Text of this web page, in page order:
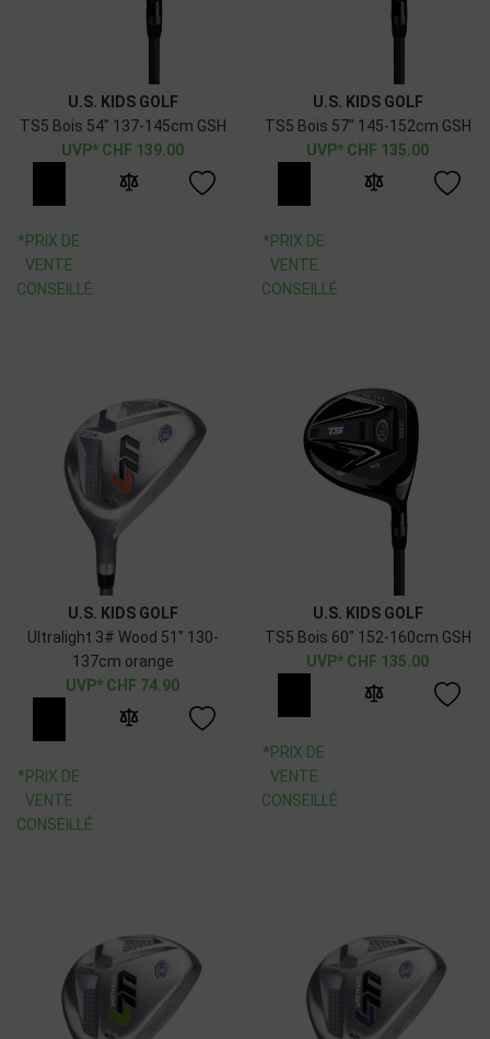
U.S. KIDS GOLF
TS5 Bois 54" 137-145cm GSH
CHF 139.00
*PRIX DE
VENTE
CONSEILLÉ
U.S. KIDS GOLF
TS5 Bois 57" 145-152cm GSH
CHF 135.00
*PRIX DE
VENTE
CONSEILLÉ
U.S. KIDS GOLF
Ultralight 3# Wood 51" 130-
137cm orange
CHF 74.90
*PRIX DE
VENTE
CONSEILLÉ
U.S. KIDS GOLF
TS5 Bois 60" 152-160cm GSH
CHF 135.00
*PRIX DE
VENTE
CONSEILLÉ